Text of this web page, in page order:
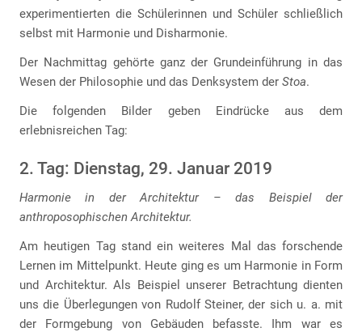
experimentierten die Schülerinnen und Schüler schließlich
selbst mit Harmonie und Disharmonie.
Der Nachmittag gehörte ganz der Grundeinführung in das
Wesen der Philosophie und das Denksystem der Stoa.
Die folgenden Bilder geben Eindrücke aus dem
erlebnisreichen Tag:
2. Tag: Dienstag, 29. Januar 2019
Harmonie in der Architektur – das Beispiel der
anthroposophischen Architektur.
Am heutigen Tag stand ein weiteres Mal das forschende
Lernen im Mittelpunkt. Heute ging es um Harmonie in Form
und Architektur. Als Beispiel unserer Betrachtung dienten
uns die Überlegungen von Rudolf Steiner, der sich u. a. mit
der Formgebung von Gebäuden befasste. Ihm war es